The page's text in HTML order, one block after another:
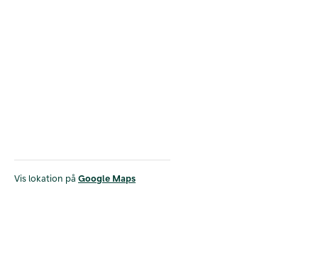
Vis lokation på Google Maps